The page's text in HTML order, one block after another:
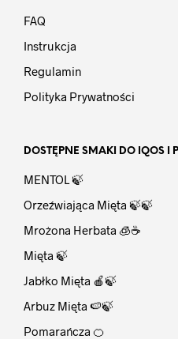
FAQ
Instrukcja
Regulamin
Polityka Prywatności
DOSTĘPNE SMAKI DO IQOS I
MENTOL 🍃
Orzeźwiająca Mięta 🍃🍃
Mrożona Herbata 🧊☕
Mięta 🍃
Jabłko Mięta 🍎🍃
Arbuz Mięta 🍉🍃
Pomarańcza 🍊